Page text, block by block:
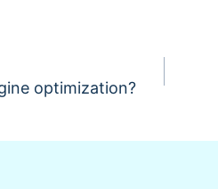
optimization?